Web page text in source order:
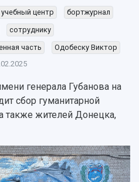
университет?
деятельность
научные коллективы
должностей научных
центр
бортжурнал
сотруднику
часть
Одобеску Виктор
генерала Губанова на
сбор гуманитарной
также жителей Донецка,